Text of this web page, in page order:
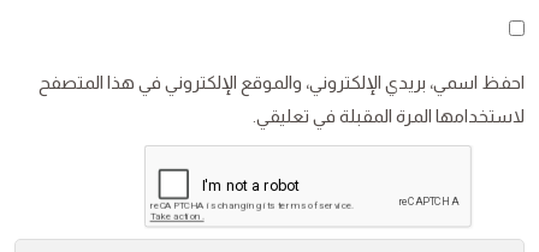
احفظ اسمي، بريدي الإلكتروني، والموقع الإلكتروني في هذا المتصفح
لاستخدامها المرة المقبلة في تعليقي.